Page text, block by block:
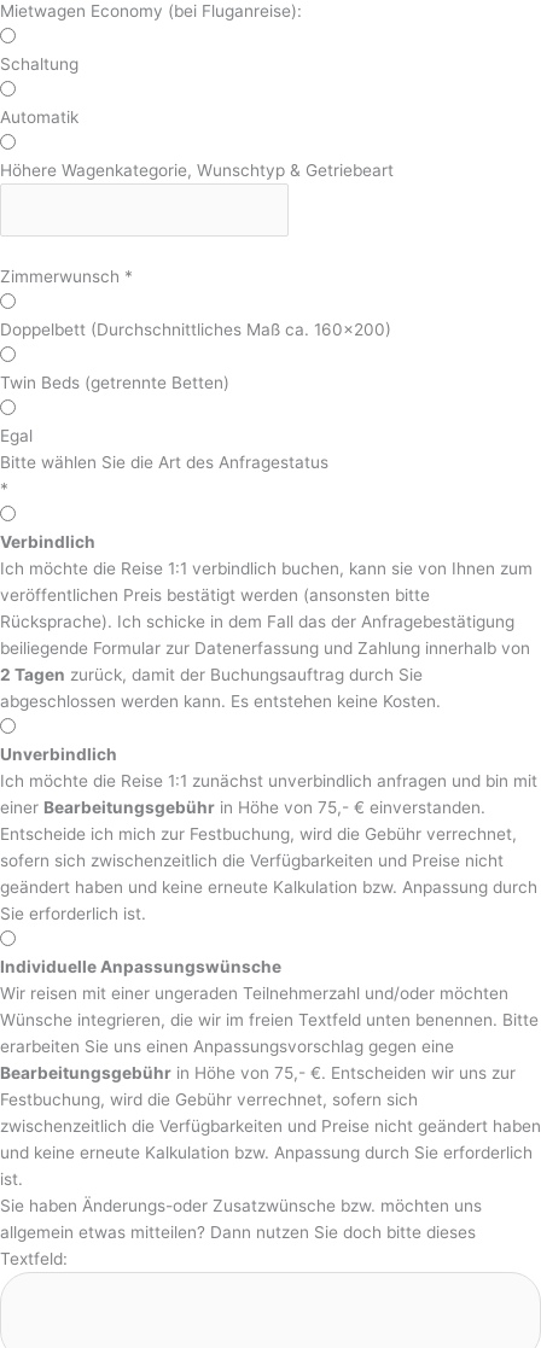
Mietwagen Economy (bei Fluganreise):
Schaltung
Automatik
Höhere Wagenkategorie, Wunschtyp & Getriebeart
Zimmerwunsch *
Doppelbett (Durchschnittliches Maß ca. 160x200)
Twin Beds (getrennte Betten)
Egal
Bitte wählen Sie die Art des Anfragestatus
*
Verbindlich
Ich möchte die Reise 1:1 verbindlich buchen, kann sie von Ihnen zum
veröffentlichen Preis bestätigt werden (ansonsten bitte
Rücksprache). Ich schicke in dem Fall das der Anfragebestätigung
beiliegende Formular zur Datenerfassung und Zahlung innerhalb von
2 Tagen zurück, damit der Buchungsauftrag durch Sie
abgeschlossen werden kann. Es entstehen keine Kosten.
Unverbindlich
Ich möchte die Reise 1:1 zunächst unverbindlich anfragen und bin mit
einer Bearbeitungsgebühr in Höhe von 75,- € einverstanden.
Entscheide ich mich zur Festbuchung, wird die Gebühr verrechnet,
sofern sich zwischenzeitlich die Verfügbarkeiten und Preise nicht
geändert haben und keine erneute Kalkulation bzw. Anpassung durch
Sie erforderlich ist.
Individuelle Anpassungswünsche
Wir reisen mit einer ungeraden Teilnehmerzahl und/oder möchten
Wünsche integrieren, die wir im freien Textfeld unten benennen. Bitte
erarbeiten Sie uns einen Anpassungsvorschlag gegen eine
Bearbeitungsgebühr in Höhe von 75,- €. Entscheiden wir uns zur
Festbuchung, wird die Gebühr verrechnet, sofern sich
zwischenzeitlich die Verfügbarkeiten und Preise nicht geändert haben
und keine erneute Kalkulation bzw. Anpassung durch Sie erforderlich
ist.
Sie haben Änderungs-oder Zusatzwünsche bzw. möchten uns
allgemein etwas mitteilen? Dann nutzen Sie doch bitte dieses
Textfeld: